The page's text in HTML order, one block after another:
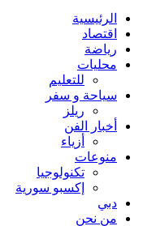
الرئيسية
اقتصاد
رياضة
محليات
للتعليم
سياحة و سفر
ريلز
أخبار الفن
أزياء
منوعات
تكنولوجيا
إكسبو سورية
دبي
من نحن